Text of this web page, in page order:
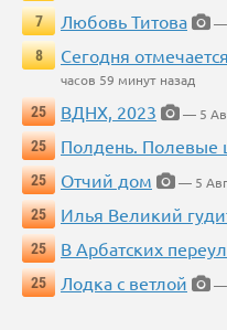
7
Любовь Титова
—
8
Сегодня
часов 59 минут назад
25
ВДНХ, 2023
— 5
25
Полдень. Полевые
25
Отчий дом
— 5
25
Илья Великий
25
В Арбатских
25
Лодка с ветлой —